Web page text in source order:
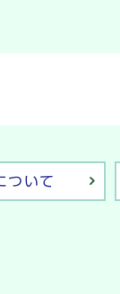
ついて